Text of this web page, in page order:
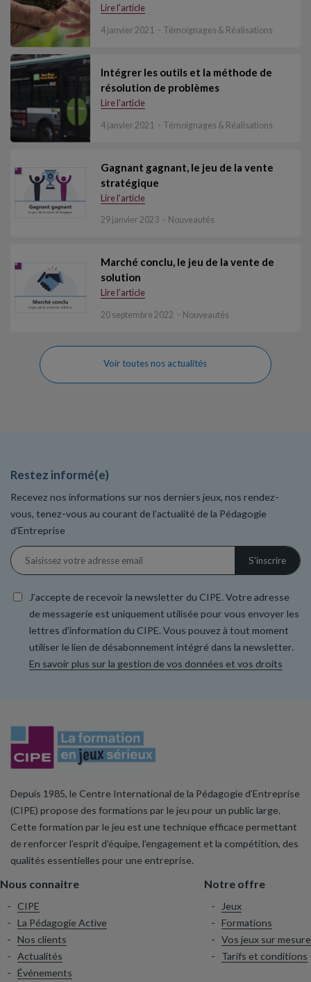
Lire l'article
4 janvier 2021 Témoignages & Réalisations
Intégrer les outils et la méthode de
résolution de problèmes
Lire l'article
4 janvier 2021 Témoignages & Réalisations
Gagnant gagnant, le jeu de la vente
stratégique
Lire l'article
29 janvier 2023 Nouveautés
Marché conclu, le jeu de la vente de
solution
Lire l'article
20 septembre 2022 Nouveautés
Voir toutes nos actualités
Restez informé(e)
Recevez nos informations sur nos derniers jeux, nos rendez-
vous, tenez-vous au courant de l’actualité de la Pédagogie
d’Entreprise
J’accepte de recevoir la newsletter du CIPE. Votre adresse
de messagerie est uniquement utilisée pour vous envoyer les
lettres d'information du CIPE. Vous pouvez à tout moment
utiliser le lien de désabonnement intégré dans la newsletter.
En savoir plus sur la gestion de vos données et vos droits
Depuis 1985, le Centre International de la Pédagogie d’Entreprise
(CIPE) propose des formations par le jeu pour un public large.
Cette formation par le jeu est une technique efficace permettant
de renforcer l’esprit d’équipe, l’engagement et la compétition, des
qualités essentielles pour une entreprise.
Nous connaitre
CIPE
La Pédagogie Active
Nos clients
Actualités
Événements
Notre offre
Jeux
Formations
Vos jeux sur mesure
Tarifs et conditions